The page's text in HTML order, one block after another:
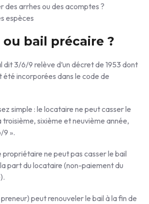
des arrhes ou des acomptes ?
espèces
ou bail précaire ?
dit 3/6/9 relève d’un décret de 1953 dont
été incorporées dans le code de
simple : le locataire ne peut casser le
troisième, sixième et neuvième année,
9 ».
ne peut pas casser le bail
part du locataire (non-paiement du
peut renouveler le bail à la fin de